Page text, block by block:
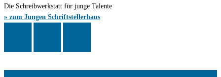
Die Schreibwerkstatt für junge Talente
» zum Jungen Schriftstellerhaus